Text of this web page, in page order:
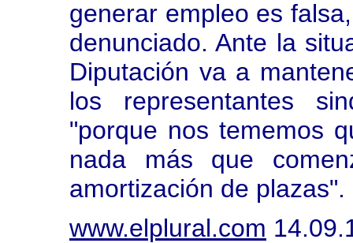
generar empleo es
denunciado. Ante la
Diputación va a
los representantes
"porque nos tememos
nada más que
amortización de plazas".
www.elplural.com